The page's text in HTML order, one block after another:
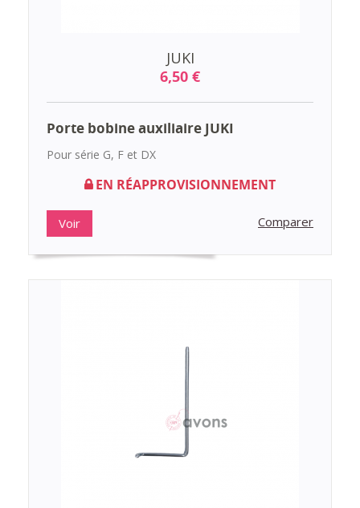
JUKI
6,50 €
Porte bobine auxiliaire JUKI
Pour série G, F et DX
EN RÉAPPROVISIONNEMENT
Voir Comparer